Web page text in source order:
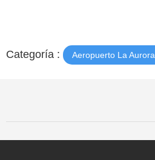
Categoría : Aeropuerto La Aurora